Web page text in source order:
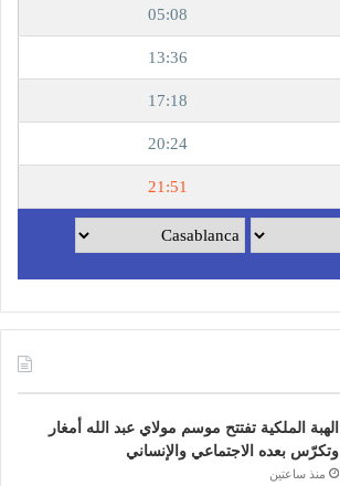
الهبة الملكية تفتتح موسم مولاي عبد الله أمغار
وتكرّس بعده الاجتماعي والإنساني
منذ ساعتين